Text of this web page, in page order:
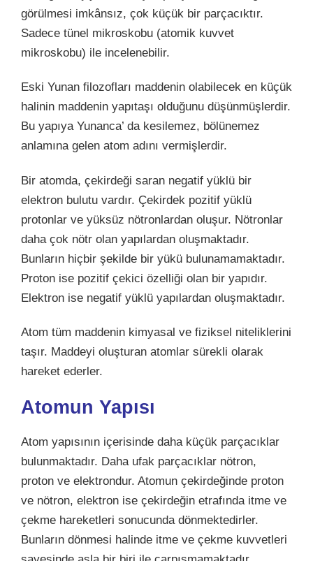
görülmesi imkânsız, çok küçük bir parçacıktır.
Sadece tünel mikroskobu (atomik kuvvet
mikroskobu) ile incelenebilir.
Eski Yunan filozofları maddenin olabilecek en küçük
halinin maddenin yapıtaşı olduğunu düşünmüşlerdir.
Bu yapıya Yunanca’ da kesilemez, bölünemez
anlamına gelen atom adını vermişlerdir.
Bir atomda, çekirdeği saran negatif yüklü bir
elektron bulutu vardır. Çekirdek pozitif yüklü
protonlar ve yüksüz nötronlardan oluşur. Nötronlar
daha çok nötr olan yapılardan oluşmaktadır.
Bunların hiçbir şekilde bir yükü bulunamamaktadır.
Proton ise pozitif çekici özelliği olan bir yapıdır.
Elektron ise negatif yüklü yapılardan oluşmaktadır.
Atom tüm maddenin kimyasal ve fiziksel niteliklerini
taşır. Maddeyi oluşturan atomlar sürekli olarak
hareket ederler.
Atomun Yapısı
Atom yapısının içerisinde daha küçük parçacıklar
bulunmaktadır. Daha ufak parçacıklar nötron,
proton ve elektrondur. Atomun çekirdeğinde proton
ve nötron, elektron ise çekirdeğin etrafında itme ve
çekme hareketleri sonucunda dönmektedirler.
Bunların dönmesi halinde itme ve çekme kuvvetleri